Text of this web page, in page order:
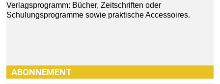
Verlagsprogramm: Bücher, Zeitschriften oder
Schulungsprogramme sowie praktische Accessoires.
ABONNEMENT